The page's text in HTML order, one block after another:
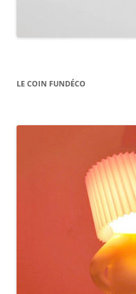
LE COIN FUNDÉCO